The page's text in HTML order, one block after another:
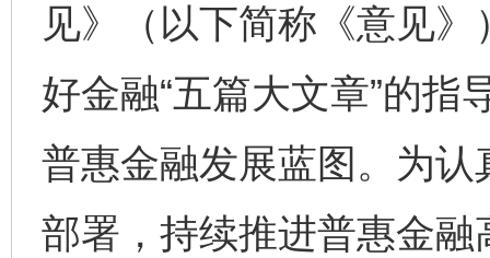
见》（以下简称《意见
好金融“五篇大文章”的
普惠金融发展蓝图。为
部署，持续推进普惠金